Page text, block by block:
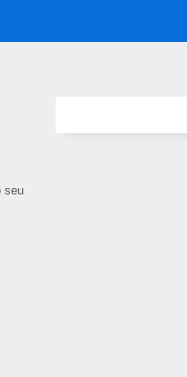
seu